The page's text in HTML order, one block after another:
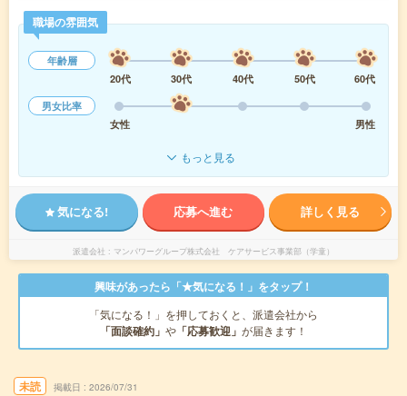
職場の雰囲気
年齢層
20代
30代 40代 50代
60代
男女比率
女性
男性
もっと見る
気になる! 応募へ進む 詳しく見る
派遣会社 マンパワーグループ株式会社 ケアサービス事業部（学童）
興味があったら「★気になる！」をタップ！
「気になる！」を押しておくと、派遣会社から
「面談確約」 や 「応募歓迎」 が届きます！
未読 掲載日 2026/07/31